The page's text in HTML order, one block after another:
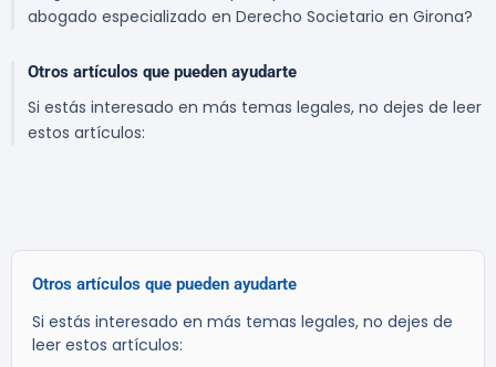
abogado especializado en Derecho Societario en Girona?
Otros artículos que pueden ayudarte
Si estás interesado en más temas legales, no dejes de leer
estos artículos:
Otros artículos que pueden ayudarte
Si estás interesado en más temas legales, no dejes de
leer estos artículos: